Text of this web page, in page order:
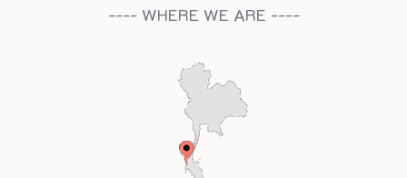
---- WHERE WE ARE ----